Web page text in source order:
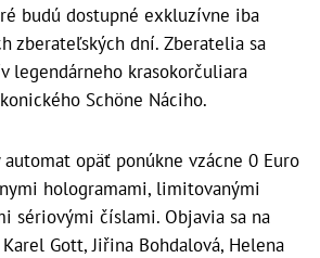
budú dostupné exkluzívne iba
zberateľských dní. Zberatelia sa
legendárneho krasokorčuliara
Schöne Náciho.
opäť ponúkne vzácne 0 Euro
hologramami, limitovanými
sériovými číslami. Objavia sa na
Gott, Jiřina Bohdalová, Helena